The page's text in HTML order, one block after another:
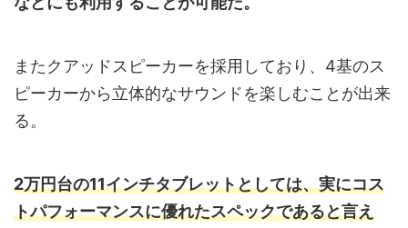
またクアッドスピーカーを採用しており、4基のス
ピーカーから立体的なサウンドを楽しむことが出来
る。
2万円台の11インチタブレットとしては、実にコス
トパフォーマンスに優れたスペックであると言え